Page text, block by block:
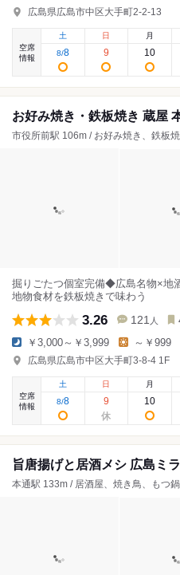
広島県広島市中区大手町2-2-13
空席
情報
土
8/8
日
9
月
10
お好み焼き・鉄板焼き 蔵屋
市役所前駅 106m / お好み焼き、鉄板
掘りごたつ個室完備◆広島名物×地
地物食材を鉄板焼きで味わう
3.26 121 人
￥3,000～￥3,999 ～￥999
広島県広島市中区大手町3-8-4 1F
空席
情報
土
8/8
日
9
月
10
旨唐揚げと居酒メシ 広島ミ
本通駅 133m / 居酒屋、焼き鳥、もつ鍋